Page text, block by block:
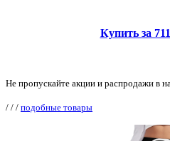
Купить за
Не пропускайте акции и распродажи в
/ / / подобные товары